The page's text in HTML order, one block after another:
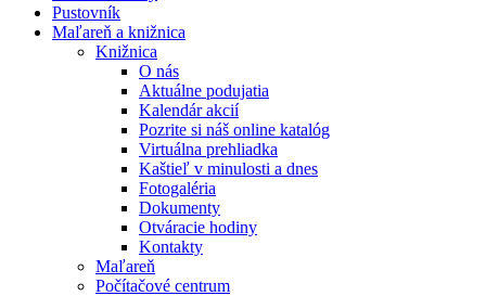
Pustovník
Maľareň a knižnica
Knižnica
O nás
Aktuálne podujatia
Kalendár akcií
Pozrite si náš online katalóg
Virtuálna prehliadka
Kaštieľ v minulosti a dnes
Fotogaléria
Dokumenty
Otváracie hodiny
Kontakty
Maľareň
Počítačové centrum